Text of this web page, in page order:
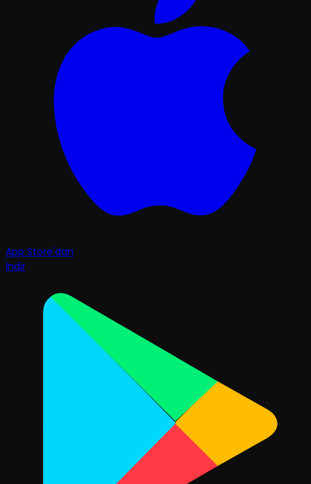
App Store'dan
İndir